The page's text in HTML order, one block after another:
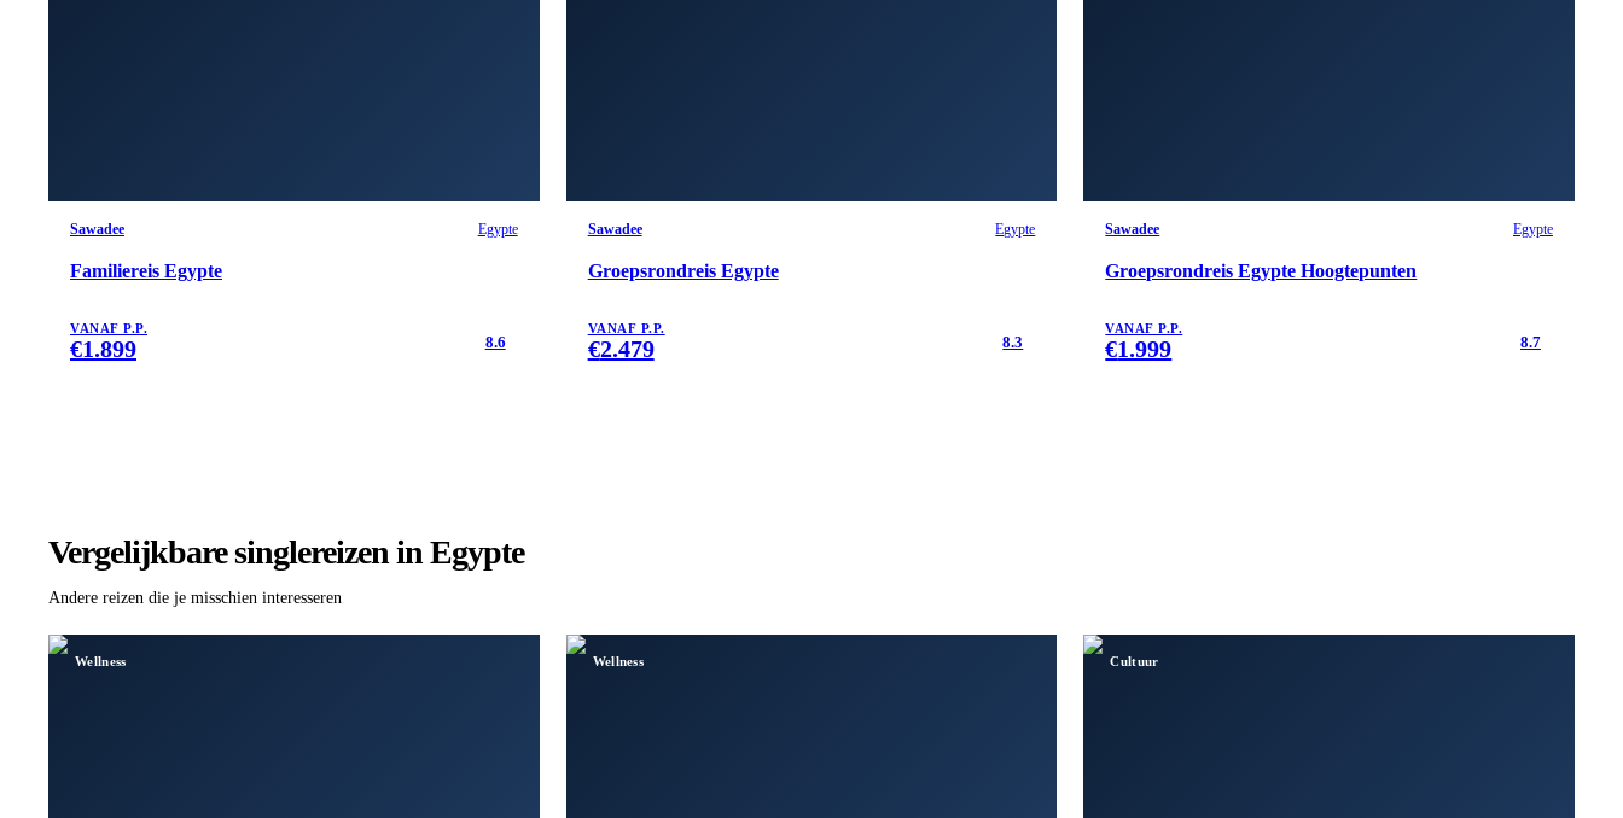
Sawadee Egypte
Familiereis Egypte
VANAF P.P.
€1.899 8.6
Sawadee Egypte
Groepsrondreis Egypte
VANAF P.P.
€2.479 8.3
Sawadee Egypte
Groepsrondreis Egypte Hoogtepunten
VANAF P.P.
€1.999 8.7
Vergelijkbare singlereizen in Egypte
Andere reizen die je misschien interesseren
Wellness Wellness Cultuur